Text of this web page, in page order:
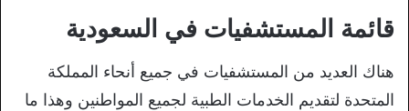
قائمة المستشفيات في السعودية
هناك العديد من المستشفيات في جميع أنحاء المملكة
المتحدة لتقديم الخدمات الطبية لجميع المواطنين وهذا ما